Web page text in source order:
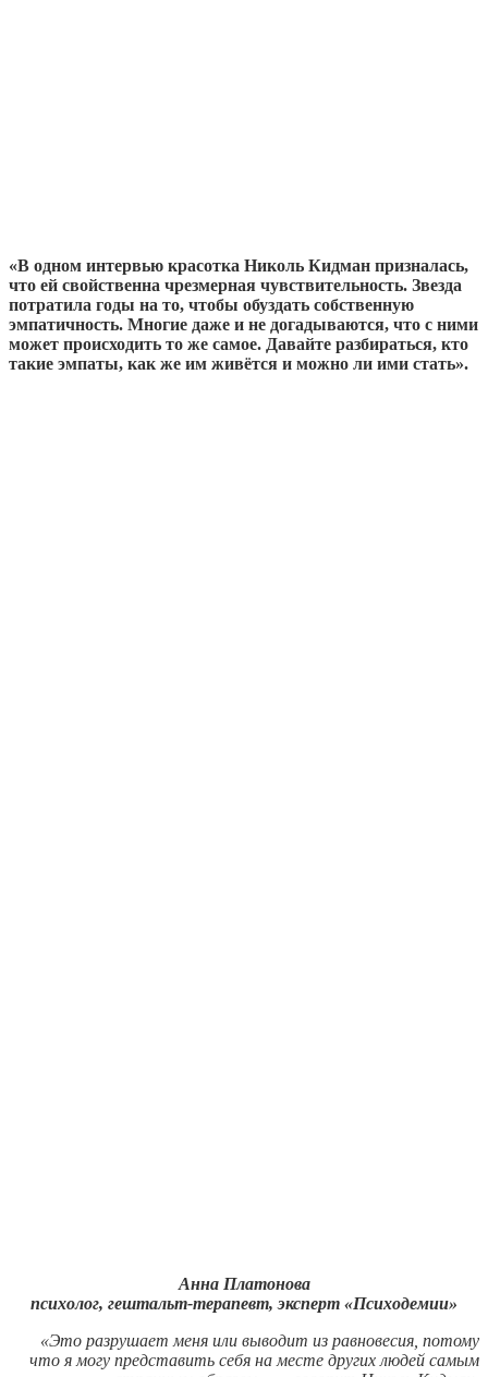
«В одном интервью красотка Николь Кидман призналась,
что ей свойственна чрезмерная чувствительность. Звезда
потратила годы на то, чтобы обуздать собственную
эмпатичность. Многие даже и не догадываются, что с ними
может происходить то же самое. Давайте разбираться, кто
такие эмпаты, как же им живётся и можно ли ими стать».
Анна Платонова
психолог, гештальт-терапевт, эксперт «Психодемии»
«Это разрушает меня или выводит из равновесия, потому
что я могу представить себя на месте других людей самым